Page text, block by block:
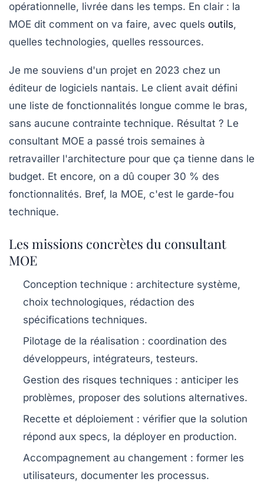
opérationnelle, livrée dans les temps. En clair : la
MOE dit comment on va faire, avec quels outils,
quelles technologies, quelles ressources.
Je me souviens d'un projet en 2023 chez un
éditeur de logiciels nantais. Le client avait défini
une liste de fonctionnalités longue comme le bras,
sans aucune contrainte technique. Résultat ? Le
consultant MOE a passé trois semaines à
retravailler l'architecture pour que ça tienne dans le
budget. Et encore, on a dû couper 30 % des
fonctionnalités. Bref, la MOE, c'est le garde-fou
technique.
Les missions concrètes du consultant
MOE
Conception technique : architecture système,
choix technologiques, rédaction des
spécifications techniques.
Pilotage de la réalisation : coordination des
développeurs, intégrateurs, testeurs.
Gestion des risques techniques : anticiper les
problèmes, proposer des solutions alternatives.
Recette et déploiement : vérifier que la solution
répond aux specs, la déployer en production.
Accompagnement au changement : former les
utilisateurs, documenter les processus.